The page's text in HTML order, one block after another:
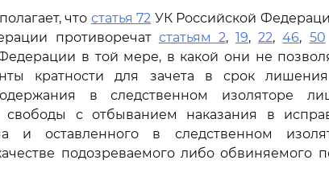
что статья 72 УК Российской
противоречат статьям 2,19,22,46, 50
в той мере, в какой они не
кратности для зачета в срок
в следственном изоляторе
с отбыванием наказания в
и оставленного в следственном
подозреваемого либо обвиняемого